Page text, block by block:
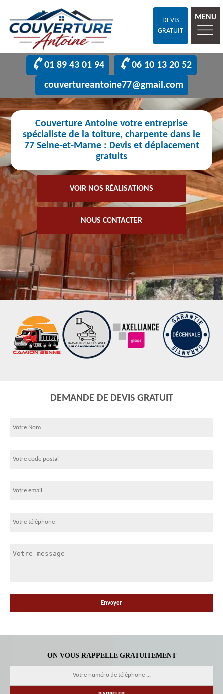
DEVIS
GRATUIT
MENU
01 89 43 01 94
06 10 13 20 52
couvertureantoine77@gmail.com
Couverture Antoine votre entreprise
spécialiste de la toiture, charpente dans le
77 Seine-et-Marne : Devis et déplacement
gratuits
VOIR NOS RÉALISATIONS
NOUS CONTACTER
DEMANDE DE DEVIS GRATUIT
ON VOUS RAPPELLE GRATUITEMENT